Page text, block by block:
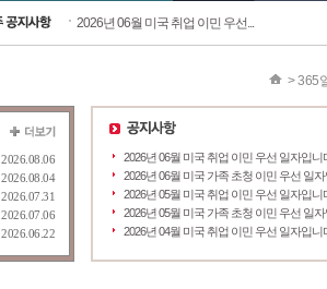
2026년 06월 미국 취업 이민 우선...
>365
2026.08.06
2026.08.04
2026.07.31
2026.07.06
2026.06.22
2026년 06월 미국 취업 이민 우선 일자입니
2026년 06월 미국 가족 초청 이민 우선 일
2026년 05월 미국 취업 이민 우선 일자입니
2026년 05월 미국 가족 초청 이민 우선 일
2026년 04월 미국 취업 이민 우선 일자입니